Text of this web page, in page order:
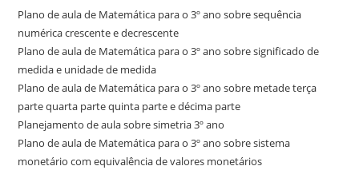
Plano de aula de Matemática para o 3º ano sobre sequência
numérica crescente e decrescente
Plano de aula de Matemática para o 3º ano sobre significado de
medida e unidade de medida
Plano de aula de Matemática para o 3º ano sobre metade terça
parte quarta parte quinta parte e décima parte
Planejamento de aula sobre simetria 3º ano
Plano de aula de Matemática para o 3º ano sobre sistema
monetário com equivalência de valores monetários